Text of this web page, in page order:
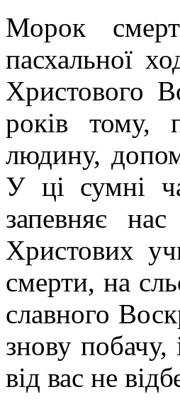
Морок
пасхальної
Христового
років тому,
людину,
У ці сумні
запевняє
Христових
смерти, на
славного
знову побачу,
від вас не